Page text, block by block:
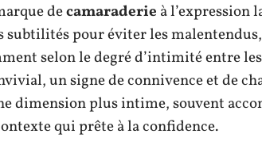
decamaraderie à l’expression
subtilités pour éviter les
selon le degré d’intimité entre
un signe de connivence et de
dimension plus intime, souvent
qui prête à la confidence.